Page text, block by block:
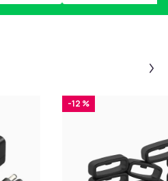
-12 %